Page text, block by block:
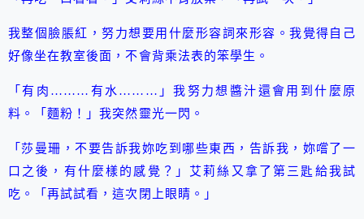
我整個臉脹紅，努力想要用什麼形容詞來形容。我覺得自己
好像坐在教室後面，不會背乘法表的笨學生。
「有肉………有水………」我努力想醬汁還會用到什麼原
料。「麵粉！」我突然靈光一閃。
「莎曼珊，不要告訴我妳吃到哪些東西，告訴我，妳嚐了一
口之後，有什麼樣的感覺？」艾莉絲又拿了第三匙給我試
吃。「再試試看，這次閉上眼睛。」